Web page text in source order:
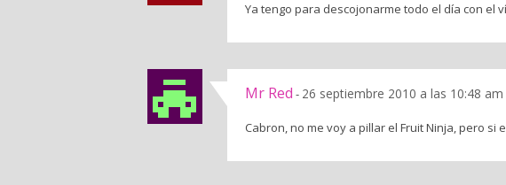
Ya tengo para descojonarme todo el día con el
Mr Red - 26 septiembre 2010 a las 10:48 am
Cabron, no me voy a pillar el Fruit Ninja, pero si